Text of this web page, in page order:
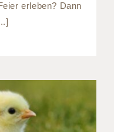
erleben? Dann